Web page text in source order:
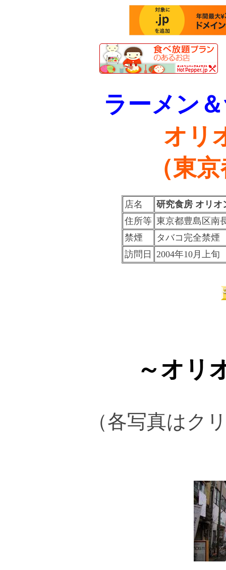
ラーメン
オリ
（東
店名
研究食房 オリオ
住所等 東京都豊島区
禁煙
タバコ完全禁煙
訪問日
2004年10月上
～オリ
（各写真はク